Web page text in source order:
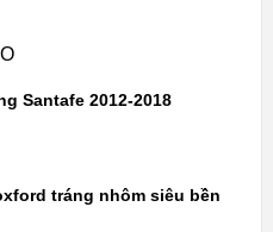
Santafe 2012-2018
tráng nhôm siêu bền